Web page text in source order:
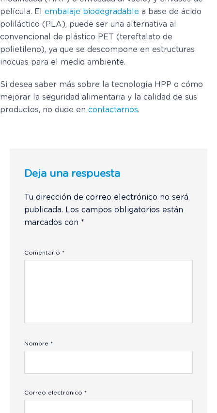
película. El embalaje biodegradable a base de ácido
poliláctico (PLA), puede ser una alternativa al
convencional de plástico PET (tereftalato de
polietileno), ya que se descompone en estructuras
inocuas para el medio ambiente.
Si desea saber más sobre la tecnología HPP o cómo
mejorar la seguridad alimentaria y la calidad de sus
productos, no dude en contactarnos.
Deja una respuesta
Tu dirección de correo electrónico no será
publicada. Los campos obligatorios están
marcados con *
Comentario *
Nombre *
Correo electrónico *